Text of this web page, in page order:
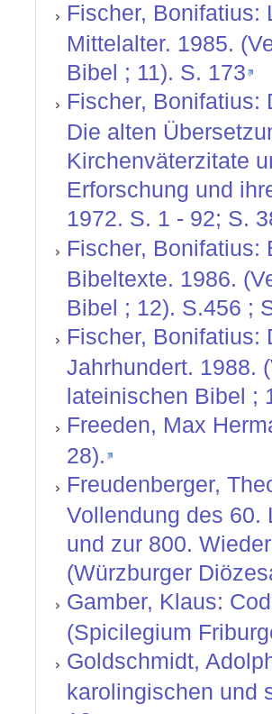
Fischer, Bonifatius:
Mittelalter. 1985.
Bibel ; 11). S. 173
Fischer, Bonifatius:
Die alten
Kirchenväterzitate
Erforschung und
1972. S. 1 - 92; S.
Fischer, Bonifatius:
Bibeltexte. 1986.
Bibel ; 12). S.456 ;
Fischer, Bonifatius:
Jahrhundert. 1988.
lateinischen Bibel ;
Freeden, Max
28).
Freudenberger,
Vollendung des 60.
und zur 800.
(Würzburger
Gamber, Klaus:
(Spicilegium
Goldschmidt,
karolingischen und